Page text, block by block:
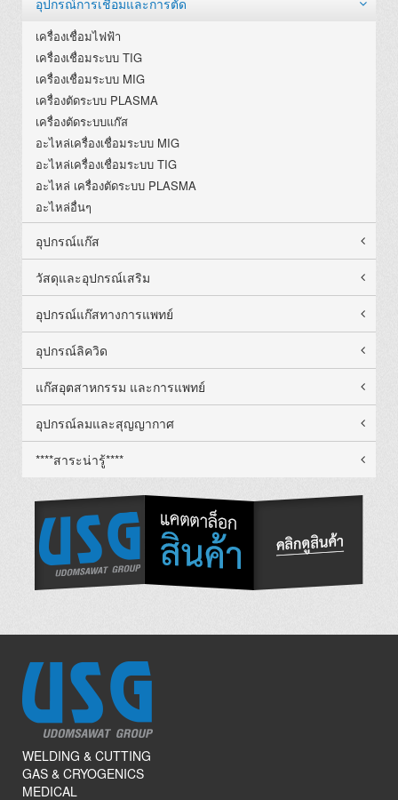
อุปกรณ์การเชื่อมและการตัด
เครื่องเชื่อมไฟฟ้า
เครื่องเชื่อมระบบ TIG
เครื่องเชื่อมระบบ MIG
เครื่องตัดระบบ PLASMA
เครื่องตัดระบบแก๊ส
อะไหล่เครื่องเชื่อมระบบ MIG
อะไหล่เครื่องเชื่อมระบบ TIG
อะไหล่ เครื่องตัดระบบ PLASMA
อะไหล่อื่นๆ
อุปกรณ์แก๊ส
วัสดุและอุปกรณ์เสริม
อุปกรณ์แก๊สทางการแพทย์
อุปกรณ์ลิควิด
แก๊สอุตสาหกรรม และการแพทย์
อุปกรณ์ลมและสุญญากาศ
****สาระน่ารู้****
WELDING & CUTTING
GAS & CRYOGENICS
MEDICAL